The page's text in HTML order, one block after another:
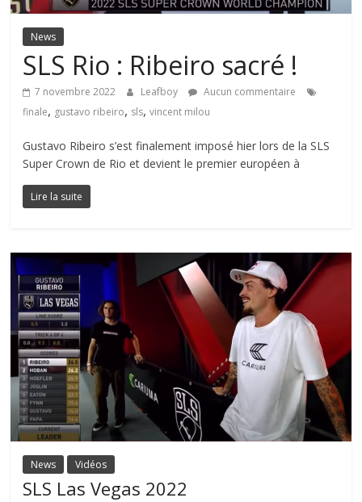
News
SLS Rio : Ribeiro sacré !
7 novembre 2022 Leafboy
Aucun commentaire
finale, gustavo ribeiro, sls,vincent milou
Gustavo Ribeiro s’est finalement imposé hier lors de la SLS
Super Crown de Rio et devient le premier européen à
Lire la suite
News Vidéos
SLS Las Vegas 2022